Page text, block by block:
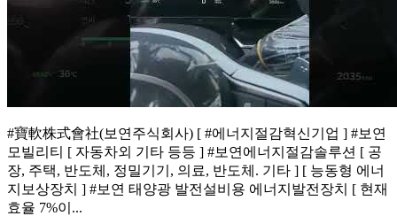
#寶軟株式會社(보연주식회사) [ #에너지절감혁신기업 ] #보연
모빌리티 [ 자동차외 기타 등등 ] #보연에너지절감솔루션 [ 공
장, 주택, 반도체, 정밀기기, 의료, 반도체. 기타 ] [ 능동형 에너
지보상장치 ] #보연 태양광 발전설비용 에너지발전장치 [ 현재
효율 7%이...